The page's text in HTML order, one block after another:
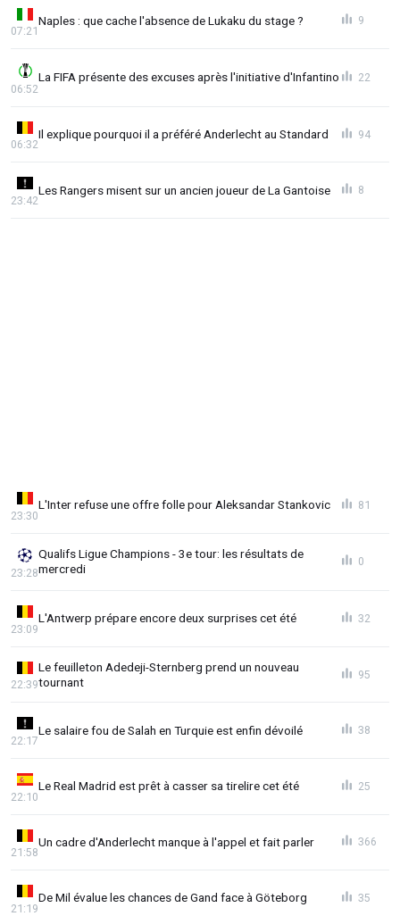
Naples : que cache l'absence de Lukaku du stage ?
07:21
9
La FIFA présente des excuses après l'initiative d'Infantino
06:52
22
Il explique pourquoi il a préféré Anderlecht au Standard
06:32
94
Les Rangers misent sur un ancien joueur de La Gantoise
23:42
8
L'Inter refuse une offre folle pour Aleksandar Stankovic
23:30
81
Qualifs Ligue Champions - 3e tour: les résultats de
mercredi
23:28
0
L'Antwerp prépare encore deux surprises cet été
23:09
32
Le feuilleton Adedeji-Sternberg prend un nouveau
tournant
22:39
95
Le salaire fou de Salah en Turquie est enfin dévoilé
22:17
38
Le Real Madrid est prêt à casser sa tirelire cet été
22:10
25
Un cadre d'Anderlecht manque à l'appel et fait parler
21:58
366
De Mil évalue les chances de Gand face à Göteborg
21:19
35